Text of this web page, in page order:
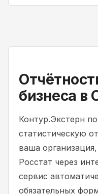
бизнеса в
Контур.Экстерн
статистическую
ваша
Росстат через
сервис
обязательных